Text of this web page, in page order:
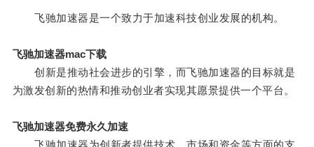
飞驰加速器是一个致力于加速科技创业发展的机构。
飞驰加速器mac下载
创新是推动社会进步的引擎，而飞驰加速器的目标就是
为激发创新的热情和推动创业者实现其愿景提供一个平台。
飞驰加速器免费永久加速